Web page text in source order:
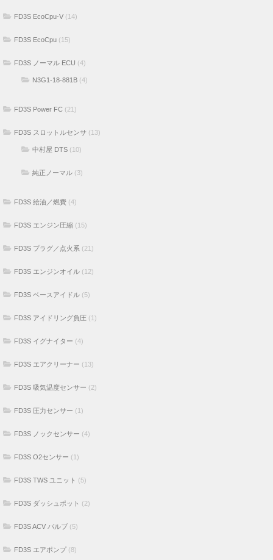
FD3S EcoCpu-V (14)
FD3S EcoCpu (15)
FD3S ノーマル ECU (4)
N3G1-18-881B (4)
FD3S Power FC (21)
FD3S スロットルセンサ (13)
中村屋 DTS (10)
純正ノーマル (3)
FD3S 給油／燃費 (4)
FD3S エンジン圧縮 (15)
FD3S プラグ／点火系 (21)
FD3S エンジンオイル (12)
FD3S ベースアイドル (5)
FD3S アイドリング負圧 (1)
FD3S イグナイター (4)
FD3S エアクリーナー (13)
FD3S 吸気温度センサー (2)
FD3S 圧力センサー (1)
FD3S ノックセンサー (4)
FD3S O2センサー (1)
FD3S TWS ユニット (5)
FD3S ダッシュポット (2)
FD3S ACV バルブ (5)
FD3S エアポンプ (8)